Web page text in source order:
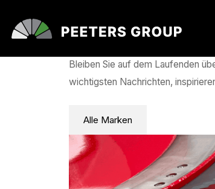
Bleiben Sie auf dem Laufenden
wichtigsten Nachrichten,
Alle Marken